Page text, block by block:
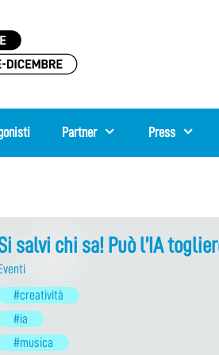
Partner Press
salvi chi sa! Può l’IA
#creatività
#ia
#musica